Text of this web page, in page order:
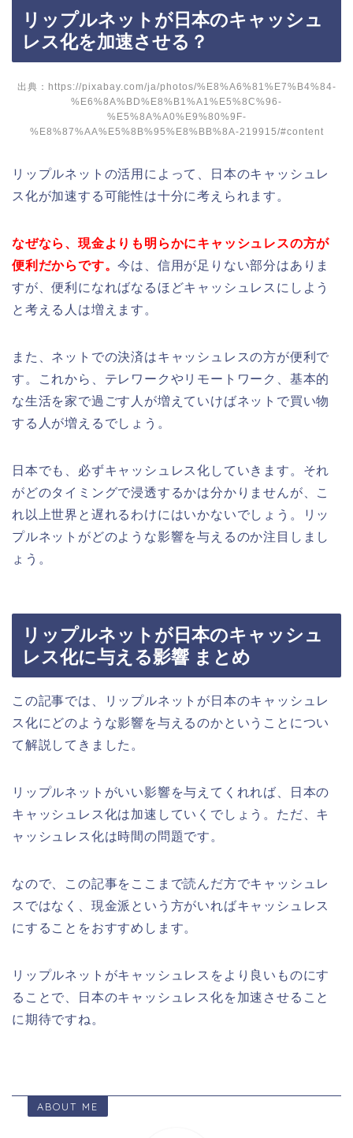
リップルネットが日本のキャッシュ
レス化を加速させる？
出典：https://pixabay.com/ja/photos/%E8%A6%81%E7%B4%84-
%E6%8A%BD%E8%B1%A1%E5%8C%96-
%E5%8A%A0%E9%80%9F-
%E8%87%AA%E5%8B%95%E8%BB%8A-219915/#content
リップルネットの活用によって、日本のキャッシュレ
ス化が加速する可能性は十分に考えられます。
なぜなら、現金よりも明らかにキャッシュレスの方が
便利だからです。今は、信用が足りない部分はありま
すが、便利になればなるほどキャッシュレスにしよう
と考える人は増えます。
また、ネットでの決済はキャッシュレスの方が便利で
す。これから、テレワークやリモートワーク、基本的
な生活を家で過ごす人が増えていけばネットで買い物
する人が増えるでしょう。
日本でも、必ずキャッシュレス化していきます。それ
がどのタイミングで浸透するかは分かりませんが、こ
れ以上世界と遅れるわけにはいかないでしょう。リッ
プルネットがどのような影響を与えるのか注目しまし
ょう。
リップルネットが日本のキャッシュ
レス化に与える影響 まとめ
この記事では、リップルネットが日本のキャッシュレ
ス化にどのような影響を与えるのかということについ
て解説してきました。
リップルネットがいい影響を与えてくれれば、日本の
キャッシュレス化は加速していくでしょう。ただ、キ
ャッシュレス化は時間の問題です。
なので、この記事をここまで読んだ方でキャッシュレ
スではなく、現金派という方がいればキャッシュレス
にすることをおすすめします。
リップルネットがキャッシュレスをより良いものにす
ることで、日本のキャッシュレス化を加速させること
に期待ですね。
ABOUT ME